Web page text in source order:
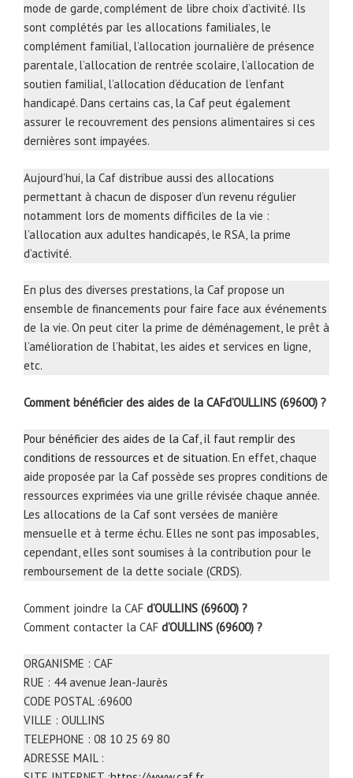
mode de garde, complément de libre choix d’activité. Ils
sont complétés par les allocations familiales, le
complément familial, l’allocation journalière de présence
parentale, l’allocation de rentrée scolaire, l’allocation de
soutien familial, l’allocation d’éducation de l’enfant
handicapé. Dans certains cas, la Caf peut également
assurer le recouvrement des pensions alimentaires si ces
dernières sont impayées.
Aujourd’hui, la Caf distribue aussi des allocations
permettant à chacun de disposer d’un revenu régulier
notamment lors de moments difficiles de la vie :
l’allocation aux adultes handicapés, le RSA, la prime
d’activité.
En plus des diverses prestations, la Caf propose un
ensemble de financements pour faire face aux événements
de la vie. On peut citer la prime de déménagement, le prêt à
l’amélioration de l’habitat, les aides et services en ligne,
etc.
Comment bénéficier des aides de la CAFd’OULLINS (69600) ?
Pour bénéficier des aides de la Caf, il faut remplir des
conditions de ressources et de situation. En effet, chaque
aide proposée par la Caf possède ses propres conditions de
ressources exprimées via une grille révisée chaque année.
Les allocations de la Caf sont versées de manière
mensuelle et à terme échu. Elles ne sont pas imposables,
cependant, elles sont soumises à la contribution pour le
remboursement de la dette sociale (CRDS).
Comment joindre la CAF d’OULLINS (69600) ?
Comment contacter la CAF d’OULLINS (69600) ?
ORGANISME : CAF
RUE : 44 avenue Jean-Jaurès
CODE POSTAL :69600
VILLE : OULLINS
TELEPHONE : 08 10 25 69 80
ADRESSE MAIL :